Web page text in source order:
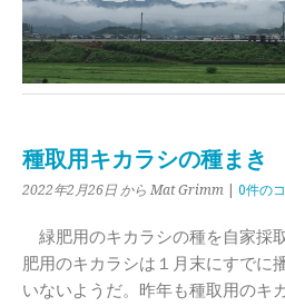
種取用キカラシの種まき
2022年2月26日 から Mat Grimm 0件の
緑肥用のキカラシの種を自家採
肥用のキカラシは１月末にすでに
いないようだ。昨年も種取用のキ